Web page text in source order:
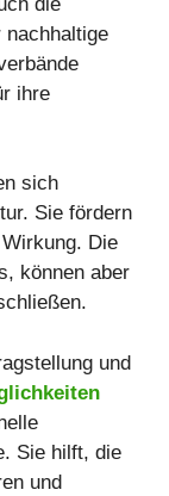
ihre
sich
Sie fördern
Die
können aber
und
Sie hilft, die
und